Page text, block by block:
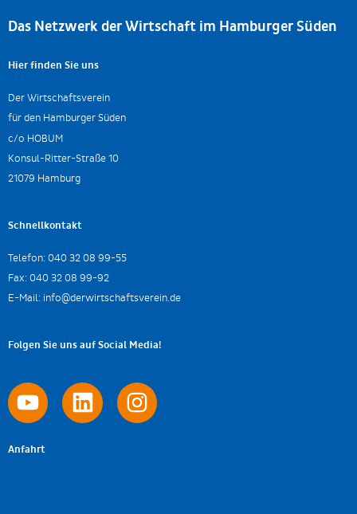
Das Netzwerk der Wirtschaft im Hamburger Süden
Hier finden Sie uns
Der Wirtschaftsverein
für den Hamburger Süden
c/o HOBUM
Konsul-Ritter-Straße 10
21079 Hamburg
Schnellkontakt
Telefon: 040 32 08 99-55
Fax: 040 32 08 99-92
E-Mail: info@derwirtschaftsverein.de
Folgen Sie uns auf Social Media!
Anfahrt